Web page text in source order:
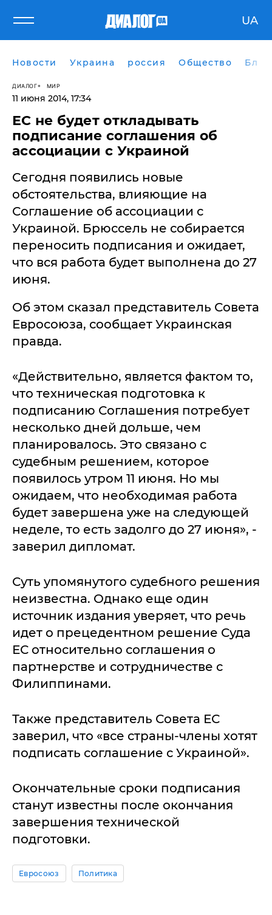
UA
Новости Украина россия Общество
ДИАЛОГ МИР
11 июня 2014, 17:34
ЕС не будет откладывать
подписание соглашения об
ассоциации с Украиной
Сегодня появились новые
обстоятельства, влияющие на
Соглашение об ассоциации с
Украиной. Брюссель не собирается
переносить подписания и ожидает,
что вся работа будет выполнена до 27
июня.
Об этом сказал представитель Совета
Евросоюза, сообщает Украинская
правда.
«Действительно, является фактом то,
что техническая подготовка к
подписанию Соглашения потребует
несколько дней дольше, чем
планировалось. Это связано с
судебным решением, которое
появилось утром 11 июня. Но мы
ожидаем, что необходимая работа
будет завершена уже на следующей
неделе, то есть задолго до 27 июня», -
заверил дипломат.
Суть упомянутого судебного решения
неизвестна. Однако еще один
источник издания уверяет, что речь
идет о прецедентном решение Суда
ЕС относительно соглашения о
партнерстве и сотрудничестве с
Филиппинами.
Также представитель Совета ЕС
заверил, что «все страны-члены хотят
подписать соглашение с Украиной».
Окончательные сроки подписания
станут известны после окончания
завершения технической
подготовки.
Евросоюз Политика